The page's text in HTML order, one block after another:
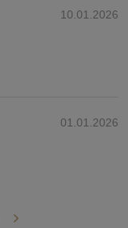
10.01.2026
01.01.2026